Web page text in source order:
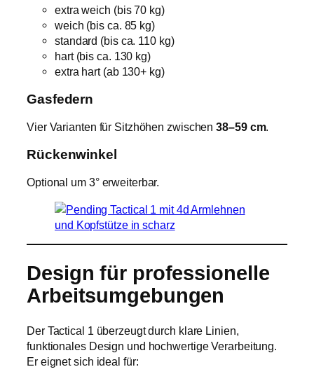
extra weich (bis 70 kg)
weich (bis ca. 85 kg)
standard (bis ca. 110 kg)
hart (bis ca. 130 kg)
extra hart (ab 130+ kg)
Gasfedern
Vier Varianten für Sitzhöhen zwischen38–59 cm.
Rückenwinkel
Optional um 3° erweiterbar.
Design für professionelle
Arbeitsumgebungen
Der Tactical 1 überzeugt durch klare Linien,
funktionales Design und hochwertige Verarbeitung.
Er eignet sich ideal für: